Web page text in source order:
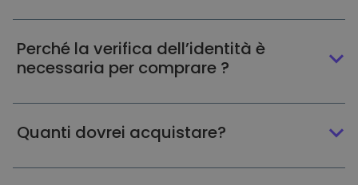
Perché la verifica dell’identità è
necessaria per comprare ?
Quanti dovrei acquistare?